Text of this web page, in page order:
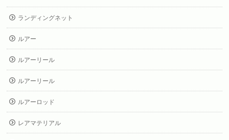
ランディングネット
ルアー
ルアーリール
ルアーリール
ルアーロッド
レアマテリアル